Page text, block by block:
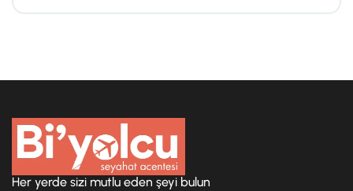
Her yerde sizi mutlu eden şeyi bulun